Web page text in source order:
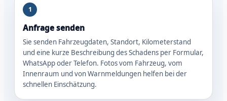
1
Anfrage senden
Sie senden Fahrzeugdaten, Standort, Kilometerstand
und eine kurze Beschreibung des Schadens per Formular,
WhatsApp oder Telefon. Fotos vom Fahrzeug, vom
Innenraum und von Warnmeldungen helfen bei der
schnellen Einschätzung.